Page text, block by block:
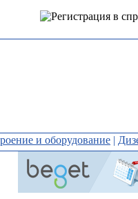
и оборудование |